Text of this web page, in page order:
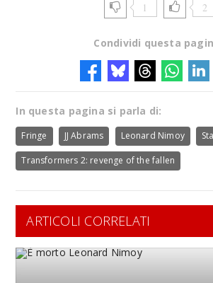
1 2
Condividi questa
In questa pagina si parla di:
Fringe JJ Abrams Leonard Nimoy
Transformers 2: revenge of the fallen
ARTICOLI CORRELATI